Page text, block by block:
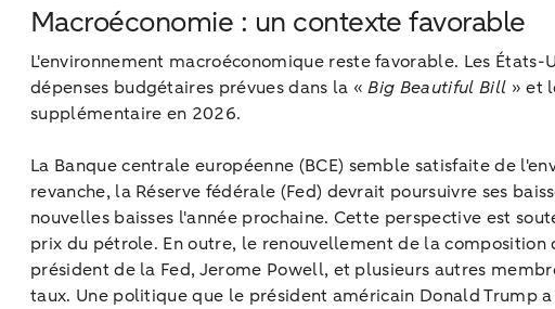
Macroéconomie : un contexte favorable
L'environnement macroéconomique reste favorable. Les
dépenses budgétaires prévues dans la «Big Beautiful Bill » et
supplémentaire en 2026.
La Banque centrale européenne (BCE) semble satisfaite de
revanche, la Réserve fédérale (Fed) devrait poursuivre ses
nouvelles baisses l'année prochaine. Cette perspective est
prix du pétrole. En outre, le renouvellement de la
président de la Fed, Jerome Powell, et plusieurs autres
taux. Une politique que le président américain Donald Trump